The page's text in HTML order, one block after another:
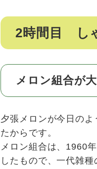
2時間目 し
メロン組合が
夕張メロンが今日の
たからです。
メロン組合は、1960
したもので、一代雑